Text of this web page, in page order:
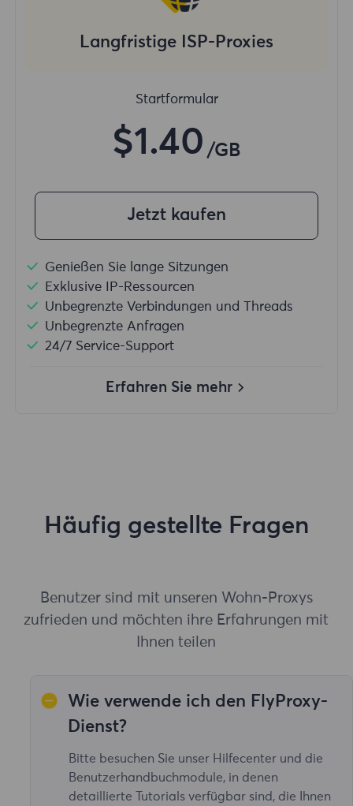
Langfristige ISP-Proxies
Startformular
$1.40 /GB
Jetzt kaufen
Genießen Sie lange Sitzungen
Exklusive IP-Ressourcen
Unbegrenzte Verbindungen und Threads
Unbegrenzte Anfragen
24/7 Service-Support
Erfahren Sie mehr
Häufig gestellte Fragen
Benutzer sind mit unseren Wohn-Proxys
zufrieden und möchten ihre Erfahrungen mit
Ihnen teilen
Wie verwende ich den FlyProxy-
Dienst?
Bitte besuchen Sie unser Hilfecenter und die
Benutzerhandbuchmodule, in denen
detaillierte Tutorials verfügbar sind, die Ihnen